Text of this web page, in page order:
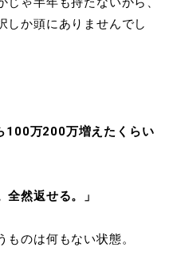
しか頭にありませんでし
100万200万増えたくらい
全然返せる。」
のは何もない状態。